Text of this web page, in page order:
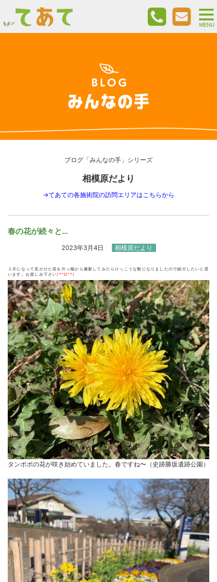
ブログ「みんなの手」シリーズ
相模原だより
→てあての各施術院の訪問エリアはこちらから
春の花が続々と…
2023年3月4日 相模原だより
３月になって見かけた花を片っ端から撮影してみたらけっこうな数になりましたので紹介したいと思
います。お楽しみ下さい(*^Ω^*)
タンポポの花が咲き始めていました。春ですね〜（史跡勝坂遺跡公園）
MENU